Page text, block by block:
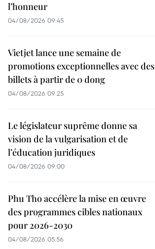
l’honneur
04/08/2026 09:45
Vietjet lance une semaine de
promotions exceptionnelles avec des
billets à partir de 0 dong
04/08/2026 09:25
Le législateur suprême donne sa
vision de la vulgarisation et de
l’éducation juridiques
04/08/2026 09:00
Phu Tho accélère la mise en œuvre
des programmes cibles nationaux
pour 2026-2030
04/08/2026 05:56